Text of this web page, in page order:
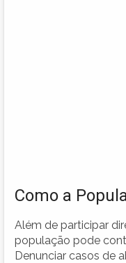
Como a
Além de participar
população pode
Denunciar casos de